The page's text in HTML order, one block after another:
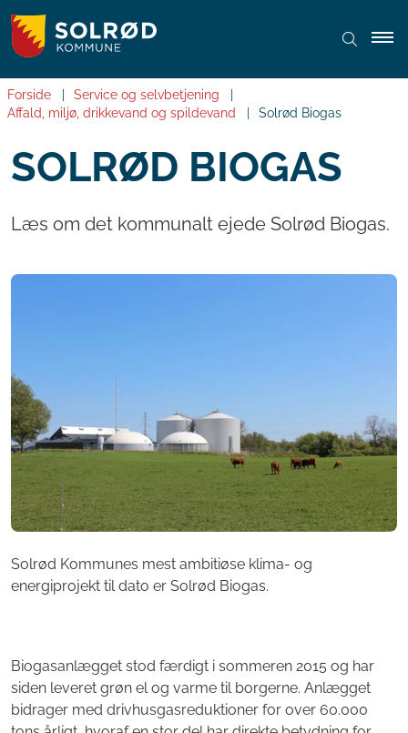
Forside
Service og selvbetjening
Affald, miljø, drikkevand og spildevand
Solrød Biogas
SOLRØD BIOGAS
Læs om det kommunalt ejede Solrød Biogas.
Solrød Kommunes mest ambitiøse klima- og
energiprojekt til dato er Solrød Biogas.
Biogasanlægget stod færdigt i sommeren 2015 og har
siden leveret grøn el og varme til borgerne. Anlægget
bidrager med drivhusgasreduktioner for over 60.000